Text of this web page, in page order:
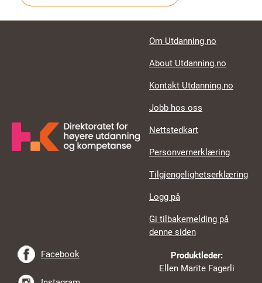
Footer links
Om Utdanning.no
About Utdanning.no
Kontakt Utdanning.no
Jobb hos oss
Nettstedkart
Personvernerklæring
Tilgjengelighetserklæring
Logg på
Gi tilbakemelding på
denne siden
Produktleder:
Ellen Marite Fagerli
Facebook